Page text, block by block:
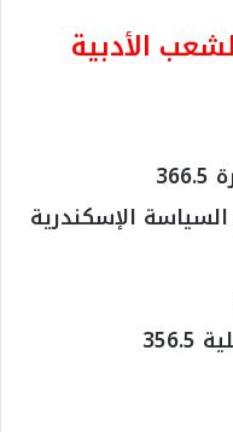
الأدبية
الإسكندرية